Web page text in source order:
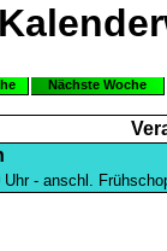
Nächste Woche
- anschl.